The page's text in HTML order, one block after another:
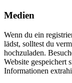
Medien
Wenn du ein
lädst, solltest du
hochzuladen.
Website gespeichert
Informationen